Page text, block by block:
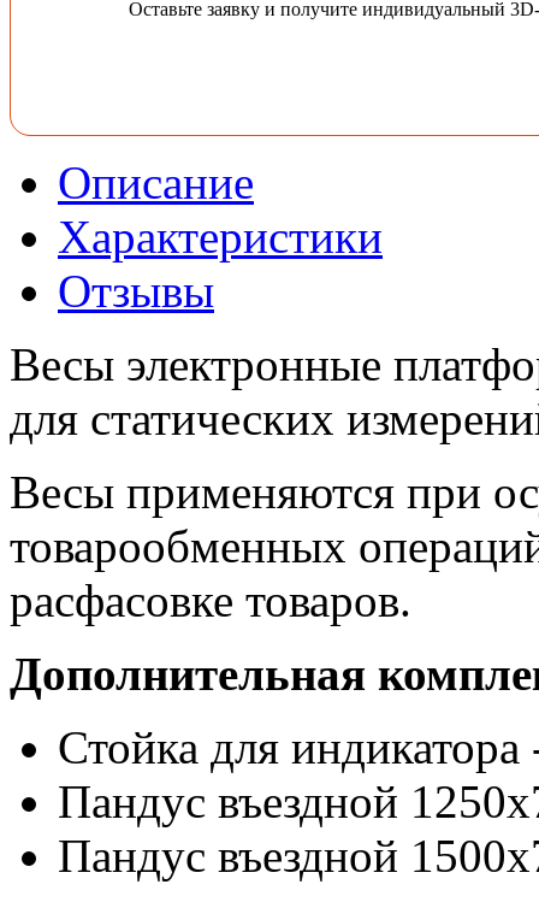
Оставьте заявку и получите индивидуальный
Описание
Характеристики
Отзывы
Весы электронные
для статических
Весы применяются при
товарообменных
расфасовке товаров.
Дополнительная
Стойка для
Пандус въездной
Пандус въездной